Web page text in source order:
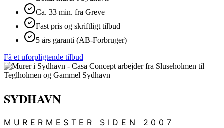
Ca. 33 min. fra Greve
Fast pris og skriftligt tilbud
5 års garanti (AB-Forbruger)
Få et uforpligtende tilbud
SYDHAVN
MURERMESTER SIDEN 2007